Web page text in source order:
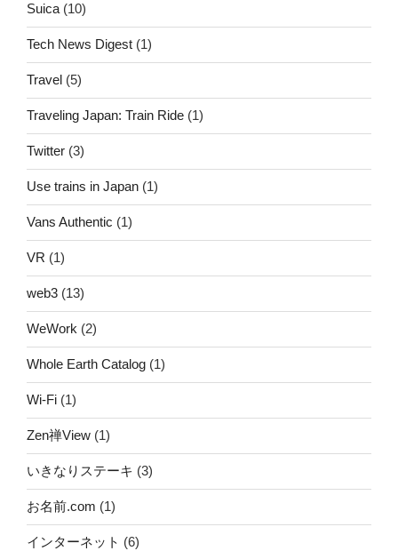
Suica(10)
Tech News Digest (1)
Travel (5)
Traveling Japan: Train Ride (1)
Twitter (3)
Use trains in Japan (1)
Vans Authentic (1)
VR (1)
web3 (13)
WeWork (2)
Whole Earth Catalog (1)
Wi-Fi (1)
Zen禅View (1)
いきなりステーキ (3)
お名前.com (1)
インターネット (6)